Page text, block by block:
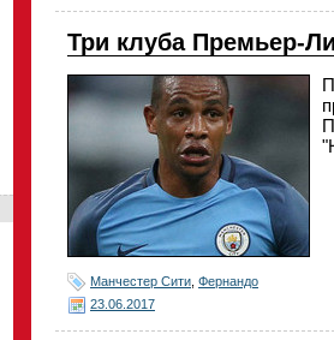
Три клуба Премьер-
Манчестер Сити Фернандо
23.06.2017